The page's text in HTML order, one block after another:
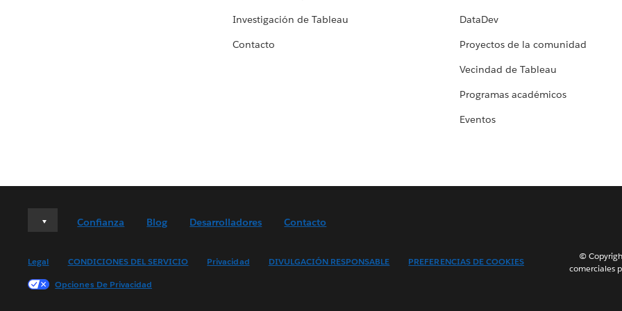
Investigación de Tableau
Contacto
DataDev
Proyectos de la comunidad
Vecindad de Tableau
Programas académicos
Eventos
Deutsch
English (US)
Español
Confianza Blog Desarrolladores Contacto
Legal CONDICIONES DEL SERVICIO Privacidad DIVULGACIÓN RESPONSABLE
PREFERENCIAS DE COOKIES
Opciones De Privacidad
©
comerciales